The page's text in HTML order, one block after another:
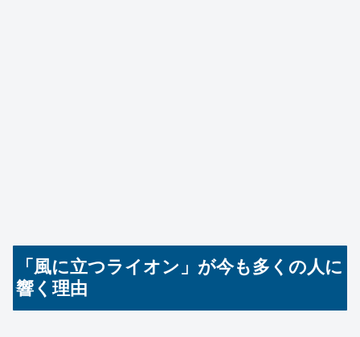
「風に立つライオン」が今も多くの人に
響く理由